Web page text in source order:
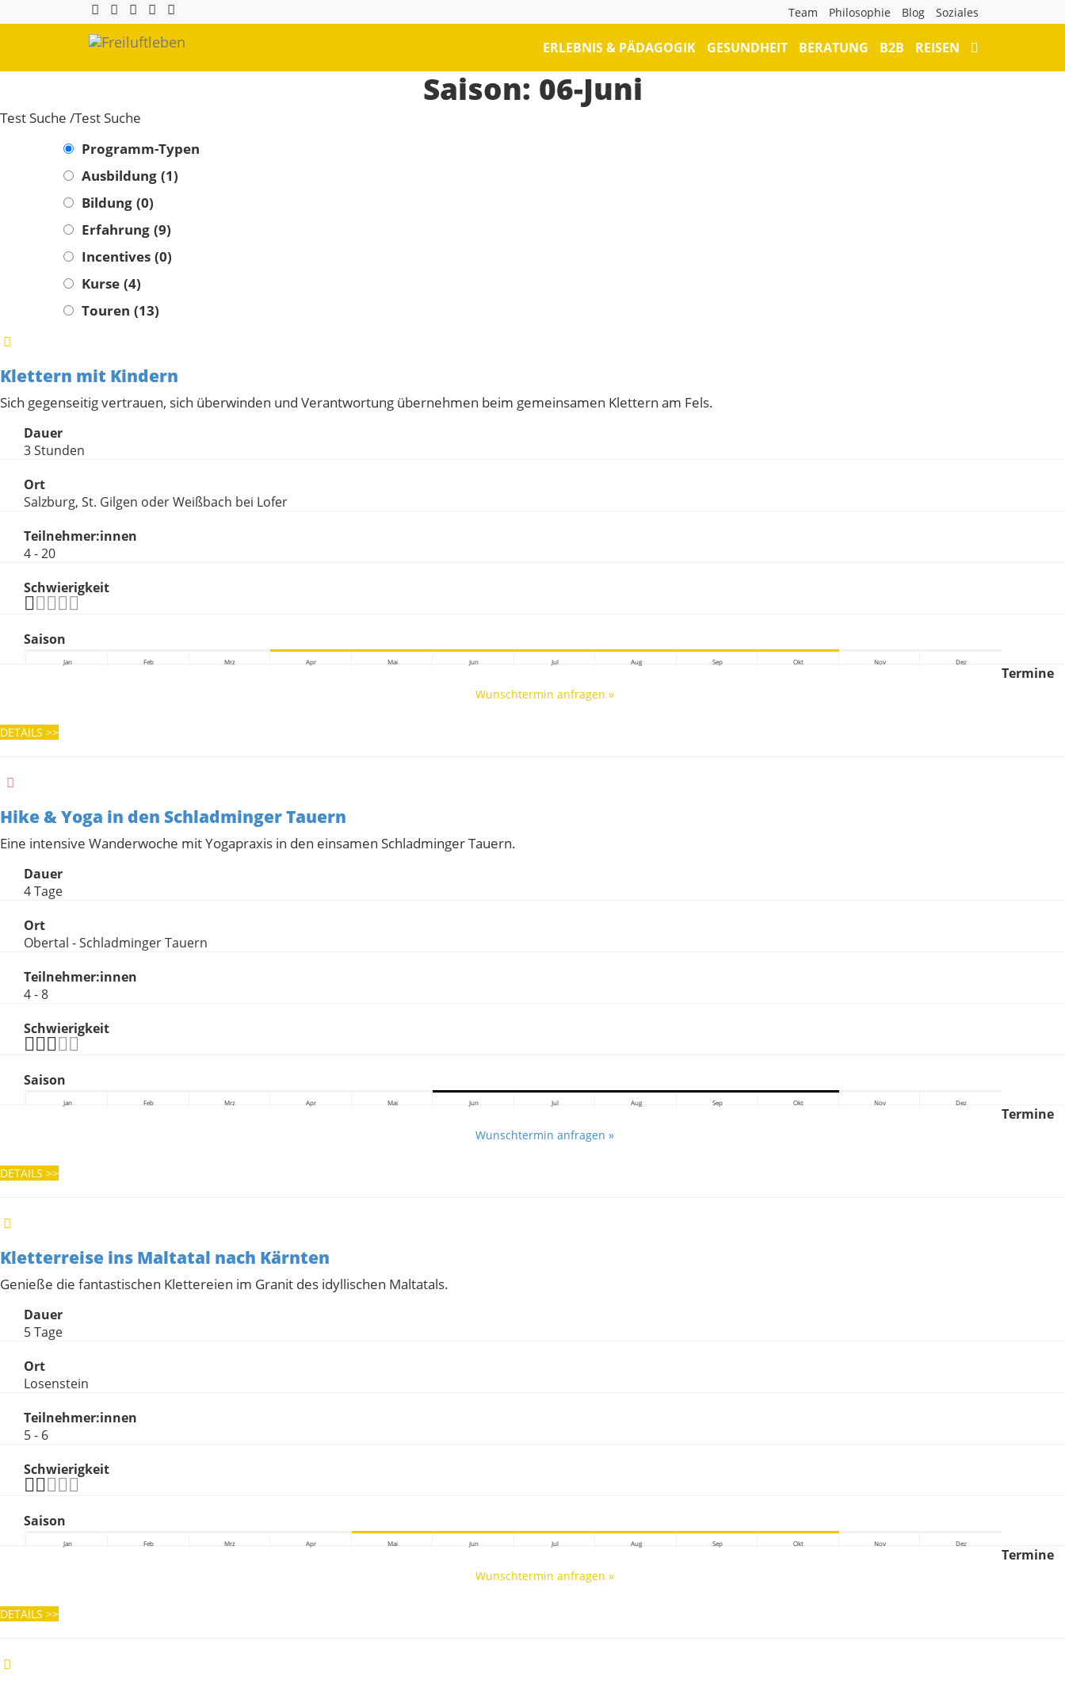
Soziales
Blog
Philosophie
Team
ERLEBNIS & PÄDAGOGIK GESUNDHEIT BERATUNG B2B REISEN
Saison: 06-Juni
Test Suche /Test Suche
Programm-Typen
Ausbildung (1)
Bildung (0)
Erfahrung (9)
Incentives (0)
Kurse (4)
Touren (13)
Klettern mit Kindern
Sich gegenseitig vertrauen, sich überwinden und Verantwortung übernehmen beim gemeinsamen Klettern am Fels.
Dauer
3 Stunden
Ort
Salzburg, St. Gilgen oder Weißbach bei Lofer
Teilnehmer:innen
4 - 20
Schwierigkeit
Saison
Jan Feb Mrz Apr Mai Jun Jul Aug Sep Okt Nov Dez
Termine
Wunschtermin anfragen »
DETAILS >>
Hike & Yoga in den Schladminger Tauern
Eine intensive Wanderwoche mit Yogapraxis in den einsamen Schladminger Tauern.
Dauer
4 Tage
Ort
Obertal - Schladminger Tauern
Teilnehmer:innen
4 - 8
Schwierigkeit
Saison
Jan Feb Mrz Apr Mai Jun Jul Aug Sep Okt Nov Dez
Termine
Wunschtermin anfragen »
DETAILS >>
Kletterreise ins Maltatal nach Kärnten
Genieße die fantastischen Klettereien im Granit des idyllischen Maltatals.
Dauer
5 Tage
Ort
Losenstein
Teilnehmer:innen
5 - 6
Schwierigkeit
Saison
Jan Feb Mrz Apr Mai Jun Jul Aug Sep Okt Nov Dez
Termine
Wunschtermin anfragen »
DETAILS >>